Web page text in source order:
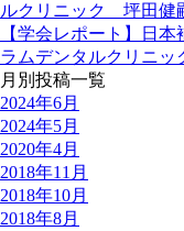
ルクリニック 坪田健
【学会レポート】日
ラムデンタルクリニ
月別投稿一覧
2024年6月
2024年5月
2020年4月
2018年11月
2018年10月
2018年8月